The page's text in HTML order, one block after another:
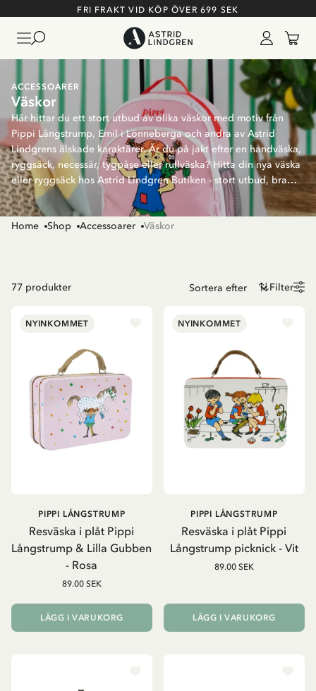
FRI FRAKT VID KÖP ÖVER 699 SEK
ACCESSOARER
Väskor
Här hittar du ett stort utbud av olika väskor med motiv från
Pippi Långstrump, Emil i Lönneberga och andra av Astrid
Lindgrens älskade karaktärer. Är du på jakt efter en handväska,
ryggsäck, necessär, tygpåse eller rullväska? Hitta din nya väska
eller ryggsäck hos Astrid Lindgren Butiken - stort utbud, bra
kvalitet och snabba leveranser!
Home Shop Accessoarer Väskor
77 produkter Filter
NYINKOMMET
Resväska i plåt Pippi
Långstrump & Lilla Gubben
- Rosa
PIPPI LÅNGSTRUMP
89.00 SEK
LÄGG I VARUKORG
NYINKOMMET
Resväska i plåt Pippi
Långstrump picknick - Vit
PIPPI LÅNGSTRUMP
89.00 SEK
LÄGG I VARUKORG